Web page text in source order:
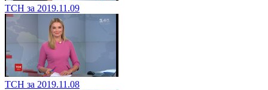
ТСН за 2019.11.09
ТСН за 2019.11.08